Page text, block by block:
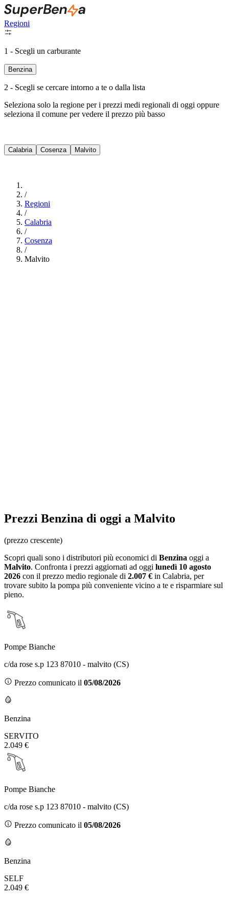
Regioni
1 - Scegli un carburante
Benzina
2 - Scegli se cercare intorno a te o dalla lista
Seleziona solo la regione per i prezzi medi regionali di oggi oppure
seleziona il comune per vedere il prezzo più basso
Calabria Cosenza Malvito
/
Regioni
/
Calabria
/
Cosenza
/
Malvito
Prezzi Benzina di oggi a Malvito
(prezzo crescente)
Scopri quali sono i distributori più economici di Benzina oggi a
Malvito. Confronta i prezzi aggiornati ad oggi lunedì 10 agosto
2026 con il prezzo medio regionale di 2.007 € in Calabria, per
trovare subito la pompa più conveniente vicino a te e risparmiare sul
pieno.
Pompe Bianche
c/da rose s.p 123 87010 - malvito (CS)
Prezzo comunicato il 05/08/2026
Benzina
SERVITO
2.049 €
Pompe Bianche
c/da rose s.p 123 87010 - malvito (CS)
Prezzo comunicato il 05/08/2026
Benzina
SELF
2.049 €